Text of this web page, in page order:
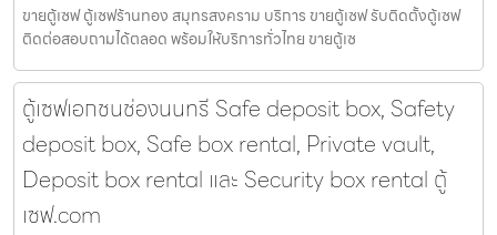
ขายตู้เซฟ ตู้เซฟร้านทอง สมุทรสงคราม บริการ ขายตู้เซฟ รับติดตั้งตู้เซฟ
ติดต่อสอบถามได้ตลอด พร้อมให้บริการทั่วไทย ขายตู้เซ
ตู้เซฟเอกชนช่องนนทรี Safe deposit box, Safety
deposit box, Safe box rental, Private vault,
Deposit box rental และ Security box rental ตู้
เซฟ.com